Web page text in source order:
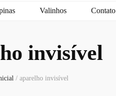
Valinhos Contato
invisível
/ aparelho invisível